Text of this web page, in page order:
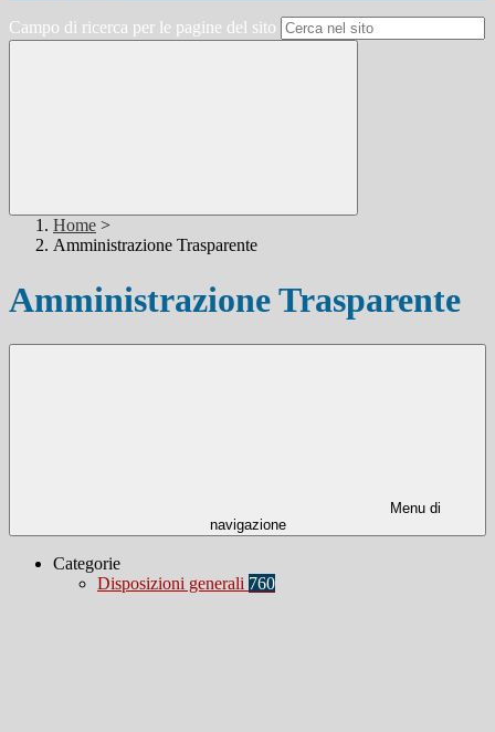
Campo di ricerca per le pagine del sito
Home >
Amministrazione Trasparente
Amministrazione Trasparente
Menu di
navigazione
Categorie
Disposizioni generali 760